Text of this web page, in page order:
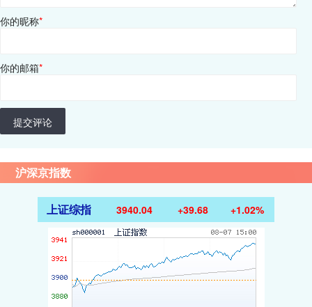
你的昵称*
你的邮箱*
提交评论
沪深京指数
上证综指 3940.04 +39.68 +1.02%